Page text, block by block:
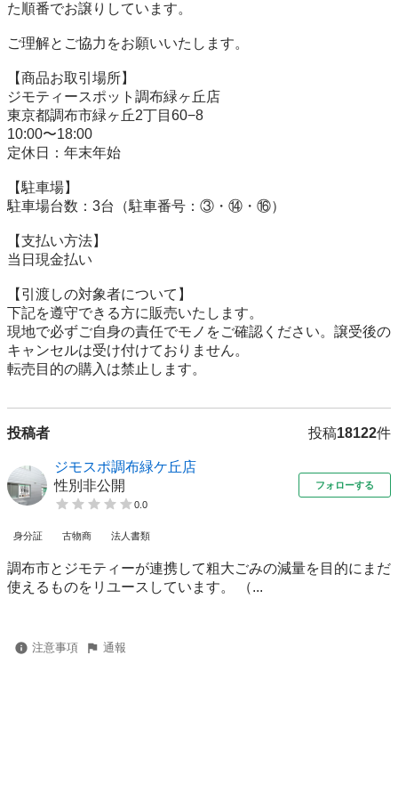
た順番でお譲りしています。
ご理解とご協力をお願いいたします。
【商品お取引場所】
ジモティースポット調布緑ヶ丘店
東京都調布市緑ヶ丘2丁目60−8
10:00〜18:00
定休日：年末年始
【駐⾞場】
駐車場台数：3台（駐車番号：③・⑭・⑯）
【⽀払い⽅法】
当日現金払い
【引渡しの対象者について】
下記を遵守できる⽅に販売いたします。
現地で必ずご⾃⾝の責任でモノをご確認ください。譲受後の
キャンセルは受け付けておりません。
転売⽬的の購⼊は禁⽌します。
投稿者 投稿18122件
ジモスポ調布緑ケ丘店
性別非公開
0.0
フォローする
身分証 古物商 法人書類
調布市とジモティーが連携して粗⼤ごみの減量を⽬的にまだ
使えるものをリユースしています。 （...
注意事項 通報